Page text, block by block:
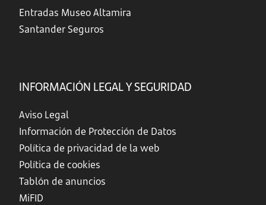
Entradas Museo Altamira
Santander Seguros
INFORMACIÓN LEGAL Y SEGURIDAD
Aviso Legal
Información de Protección de Datos
Política de privacidad de la web
Política de cookies
Tablón de anuncios
MiFID